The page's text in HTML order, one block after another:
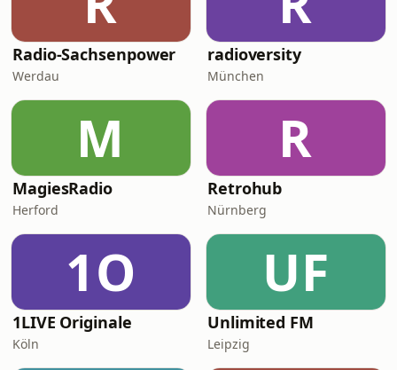
Radio-Sachsenpower
Werdau
radioversity
München
M
MagiesRadio
Herford
R
Retrohub
Nürnberg
1O
1LIVE Originale
Köln
UF
Unlimited FM
Leipzig